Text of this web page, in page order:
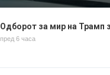
Одборот за мир на Трамп
пред 6 часа